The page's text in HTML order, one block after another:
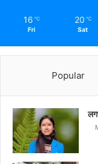
16 ℃
Fri
20 ℃
Sat
Popular